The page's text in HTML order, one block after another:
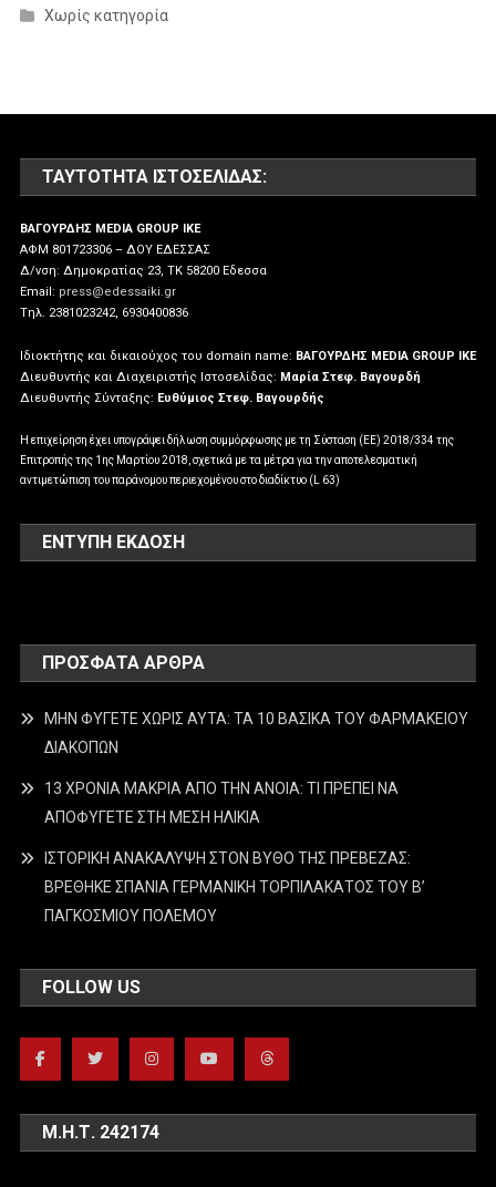
Χωρίς κατηγορία
ΤΑΥΤΌΤΗΤΑ ΙΣΤΟΣΕΛΊΔΑΣ:
ΒΑΓΟΥΡΔΗΣ MEDIA GROUP IKE
ΑΦΜ 801723306 – ΔΟΥ ΕΔΕΣΣΑΣ
Δ/νση: Δημοκρατίας 23, ΤΚ 58200 Εδεσσα
Email: press@edessaiki.gr
Tηλ. 2381023242, 6930400836
Ιδιοκτήτης και δικαιούχος του domain name: ΒΑΓΟΥΡΔΗΣ MEDIA GROUP IKE
Διευθυντής και Διαχειριστής Ιστοσελίδας: Μαρία Στεφ. Βαγουρδή
Διευθυντής Σύνταξης: Ευθύμιος Στεφ. Βαγουρδής
Η επιχείρηση έχει υπογράψει δήλωση συμμόρφωσης με τη Σύσταση (ΕΕ) 2018/334 της
Επιτροπής της 1ης Μαρτίου 2018, σχετικά με τα μέτρα για την αποτελεσματική
αντιμετώπιση του παράνομου περιεχομένου στο διαδίκτυο (L 63)
ΕΝΤΥΠΗ ΕΚΔΟΣΗ
ΠΡΌΣΦΑΤΑ ΆΡΘΡΑ
ΜΗΝ ΦΥΓΕΤΕ ΧΩΡΙΣ ΑΥΤΑ: ΤΑ 10 ΒΑΣΙΚΑ ΤΟΥ ΦΑΡΜΑΚΕΙΟΥ
ΔΙΑΚΟΠΩΝ
13 ΧΡΟΝΙΑ ΜΑΚΡΙΑ ΑΠΟ ΤΗΝ ΑΝΟΙΑ: ΤΙ ΠΡΕΠΕΙ ΝΑ
ΑΠΟΦΥΓΕΤΕ ΣΤΗ ΜΕΣΗ ΗΛΙΚΙΑ
ΙΣΤΟΡΙΚΗ ΑΝΑΚΑΛΥΨΗ ΣΤΟΝ ΒΥΘΟ ΤΗΣ ΠΡΕΒΕΖΑΣ:
ΒΡΕΘΗΚΕ ΣΠΑΝΙΑ ΓΕΡΜΑΝΙΚΗ ΤΟΡΠΙΛΑΚΑΤΟΣ ΤΟΥ Β’
ΠΑΓΚΟΣΜΙΟΥ ΠΟΛΕΜΟΥ
FOLLOW US
Μ.Η.Τ. 242174